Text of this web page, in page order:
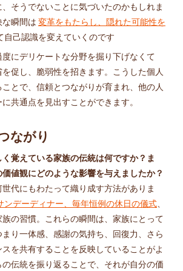
そうでないことに気づいたのかもしれま
瞬間は 変革をもたらし、隠れた可能性を
自己認識を変えていくのです
にデリケートな分野を掘り下げなくて
促し、脆弱性を招きます。こうした個人
とで、信頼とつながりが育まれ、他の人
共通点を見出すことができます。
ながり
覚えている家族の伝統は何ですか？ま
値観にどのような影響を与えましたか？
代にもわたって織り成す方法がありま
ンデーディナー、毎年恒例の休日の儀式、
の習慣。これらの瞬間は、家族にとって
り一体感、感謝の気持ち、回復力、さら
を共有することを反映していることがよ
伝統を振り返ることで、それが自分の価